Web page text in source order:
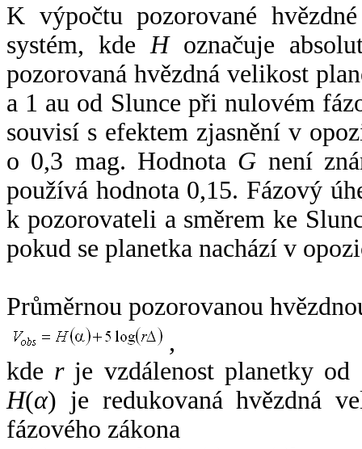
K výpočtu pozorované
systém, kde Hoznačuje
pozorovaná hvězdná velikost
a 1 au od Slunce při nulovém
souvisí s efektem zjasnění v
o 0,3 mag. Hodnota G není
používá hodnota 0,15. Fázový
k pozorovateli a směrem ke
pokud se planetka nachází v
Průměrnou pozorovanou
,
kde rje vzdálenost planetky od
H(α) je redukovaná hvězdná
fázového zákona